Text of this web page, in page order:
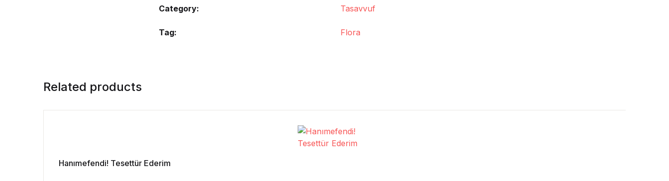
Category: Tasavvuf
Tag: Flora
Related products
Hanımefendi! Tesettür Ederim